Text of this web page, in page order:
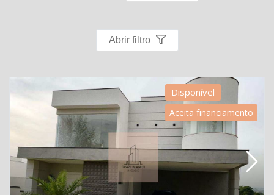
Abrir filtro
Disponível
Aceita financiamento